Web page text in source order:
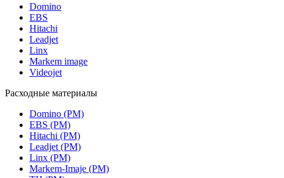
Domino
EBS
Hitachi
Leadjet
Linx
Markem image
Videojet
Расходные материалы
Domino (РМ)
EBS (РМ)
Hitachi (РМ)
Leadjet (РМ)
Linx (РМ)
Markem-Imaje (РМ)